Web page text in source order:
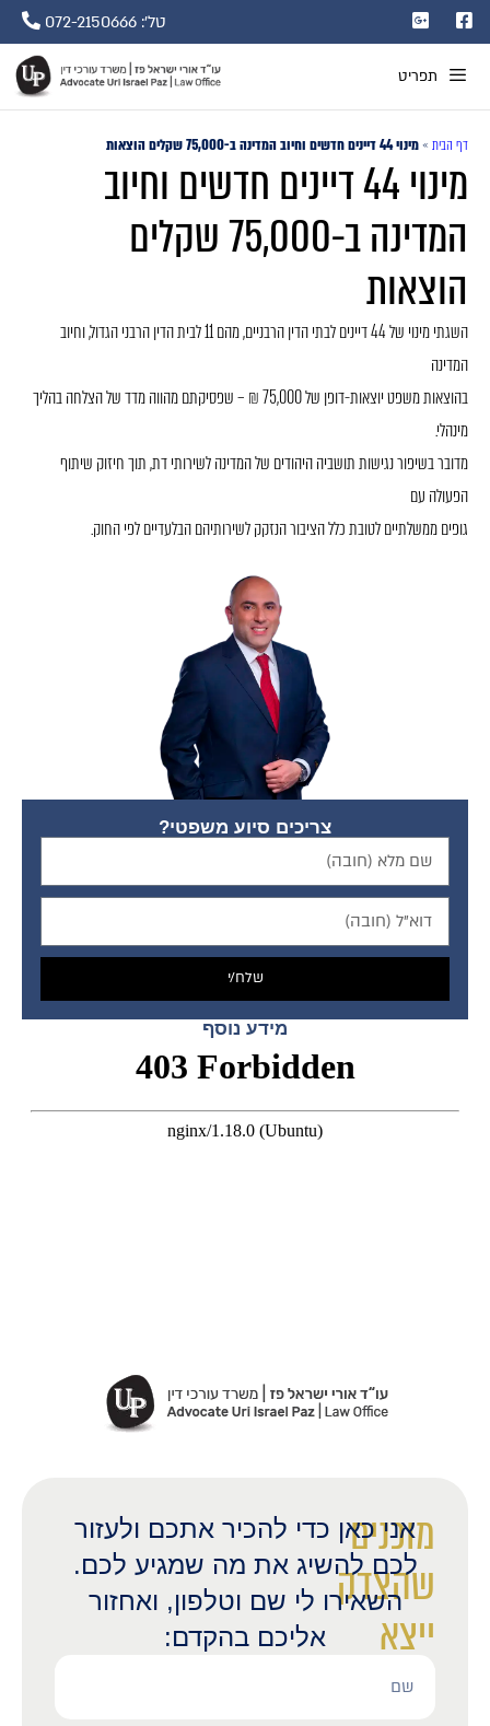
טל': 072-2150666
תפריט
צריכים סיוע משפטי?
שלח/י
מידע נוסף
דף הבית »מינוי 44 דיינים חדשים וחיוב המדינה ב-75,000 שקלים הוצאות
מינוי 44 דיינים חדשים וחיוב
המדינה ב-75,000 שקלים
הוצאות
השגתי מינוי של 44 דיינים לבתי הדין הרבניים, מהם 11 לבית הדין הרבני הגדול, וחיוב
המדינה
בהוצאות משפט יוצאות-דופן של 75,000 ₪ – שפסיקתם מהווה מדד של הצלחה בהליך
מינהלי.
מדובר בשיפור נגישות תושביה היהודים של המדינה לשירותי דת, תוך חיזוק שיתוף
הפעולה עם
גופים ממשלתיים לטובת כלל הציבור הנזקק לשירותיהם הבלעדיים לפי החוק.
מוכנים
שהצדק
ייצא
לאור?
אני כאן כדי להכיר אתכם ולעזור
לכם להשיג את מה שמגיע לכם.
השאירו לי שם וטלפון, ואחזור
אליכם בהקדם: